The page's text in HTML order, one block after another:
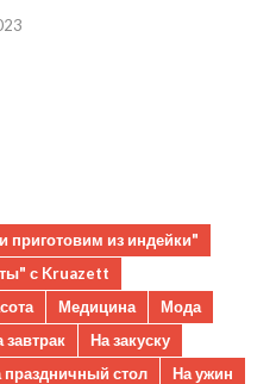
приготовим из индейки"
с Kruazett
Медицина
Мода
завтрак
На закуску
праздничный стол
На ужин